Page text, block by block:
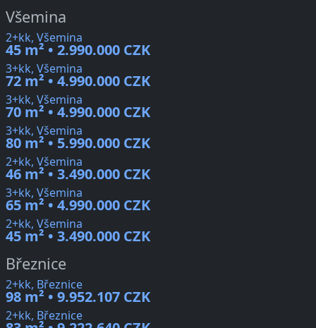
Všemina
2+kk, Všemina
45 m² • 2.990.000 CZK
3+kk, Všemina
72 m² • 4.990.000 CZK
3+kk, Všemina
70 m² • 4.990.000 CZK
3+kk, Všemina
80 m² • 5.990.000 CZK
2+kk, Všemina
46 m² • 3.490.000 CZK
3+kk, Všemina
65 m² • 4.990.000 CZK
2+kk, Všemina
45 m² • 3.490.000 CZK
Březnice
2+kk, Březnice
98 m² • 9.952.107 CZK
2+kk, Březnice